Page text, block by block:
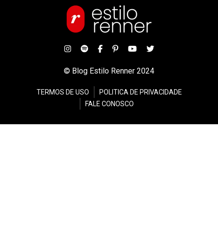
© Blog Estilo Renner 2024
TERMOS DE USO
POLITICA DE PRIVACIDADE
FALE CONOSCO